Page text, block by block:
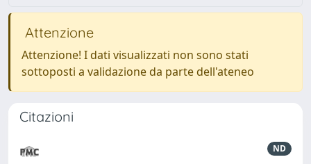
Attenzione
Attenzione! I dati visualizzati non sono stati
sottoposti a validazione da parte dell'ateneo
Citazioni
ND